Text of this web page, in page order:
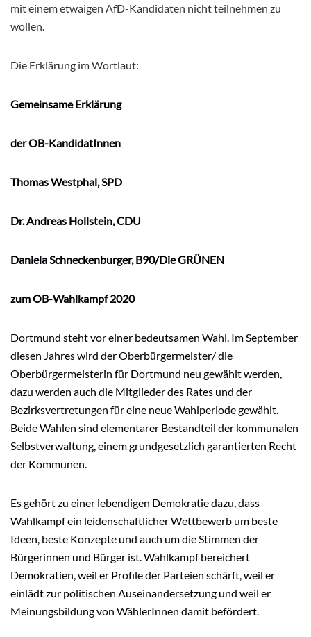
mit einem etwaigen AfD-Kandidaten nicht teilnehmen zu
wollen.
Die Erklärung im Wortlaut:
Gemeinsame Erklärung
der OB-KandidatInnen
Thomas Westphal, SPD
Dr. Andreas Hollstein, CDU
Daniela Schneckenburger, B90/Die GRÜNEN
zum OB-Wahlkampf 2020
Dortmund steht vor einer bedeutsamen Wahl. Im September
diesen Jahres wird der Oberbürgermeister/ die
Oberbürgermeisterin für Dortmund neu gewählt werden,
dazu werden auch die Mitglieder des Rates und der
Bezirksvertretungen für eine neue Wahlperiode gewählt.
Beide Wahlen sind elementarer Bestandteil der kommunalen
Selbstverwaltung, einem grundgesetzlich garantierten Recht
der Kommunen.
Es gehört zu einer lebendigen Demokratie dazu, dass
Wahlkampf ein leidenschaftlicher Wettbewerb um beste
Ideen, beste Konzepte und auch um die Stimmen der
Bürgerinnen und Bürger ist. Wahlkampf bereichert
Demokratien, weil er Profile der Parteien schärft, weil er
einlädt zur politischen Auseinandersetzung und weil er
Meinungsbildung von WählerInnen damit befördert.